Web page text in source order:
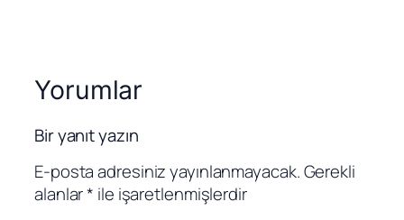
Yorumlar
Bir yanıt yazın
E-posta adresiniz yayınlanmayacak.Gerekli
alanlar* ile işaretlenmişlerdir